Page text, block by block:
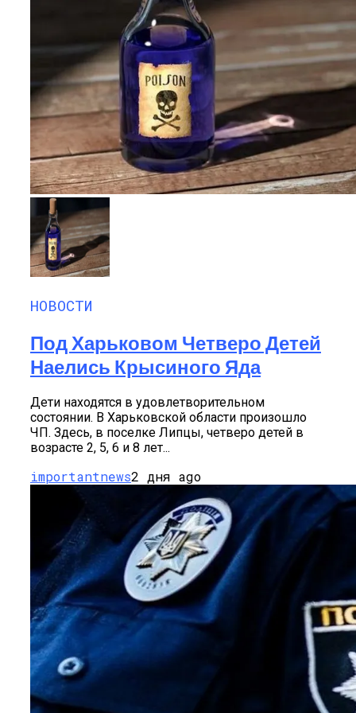
Алёна Шоптенко Показала
Танцевальный Мастер-Класс На Пляже
В Турции
НОВОСТИ
Под Харьковом Четверо Детей
Наелись Крысиного Яда
Дети находятся в удовлетворительном
состоянии. В Харьковской области произошло
ЧП. Здесь, в поселке Липцы, четверо детей в
возрасте 2, 5, 6 и 8 лет...
importantnews2 дня ago